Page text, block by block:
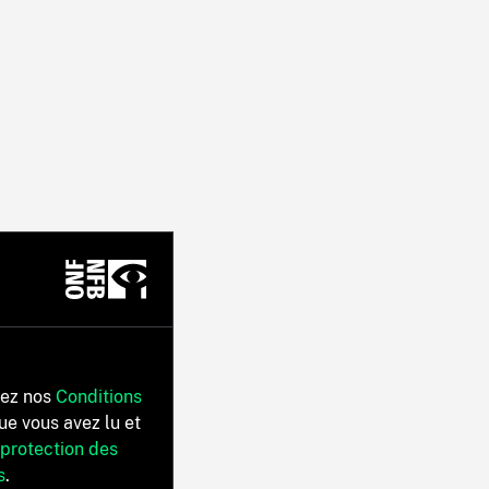
nos Conditions
vous avez lu et
des
.